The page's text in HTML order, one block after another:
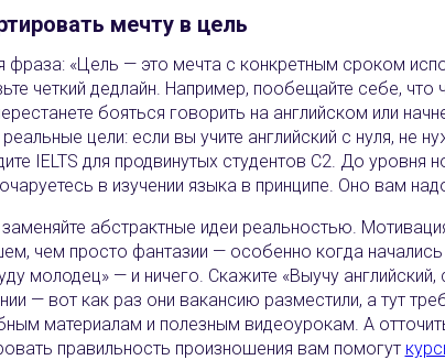
мечту в цель
фраза: «Цель — это мечта с конкретным сроком
четкий дедлайн. Например, пообещайте себе,
бояться говорить на английском или
реальные цели: если вы учите английский с нуля, не
IELTS для продвинутых студентов С2. До уровня
в изучении языка в принципе. Оно вам
абстрактные идеи реальностью.
чем просто фантазии — особенно когда
молодец‎» — и ничего. Скажите «Выучу
— вот как раз они вакансию разместили, а тут
материалам и полезным видеоурокам. А
правильность произношения вам помогут